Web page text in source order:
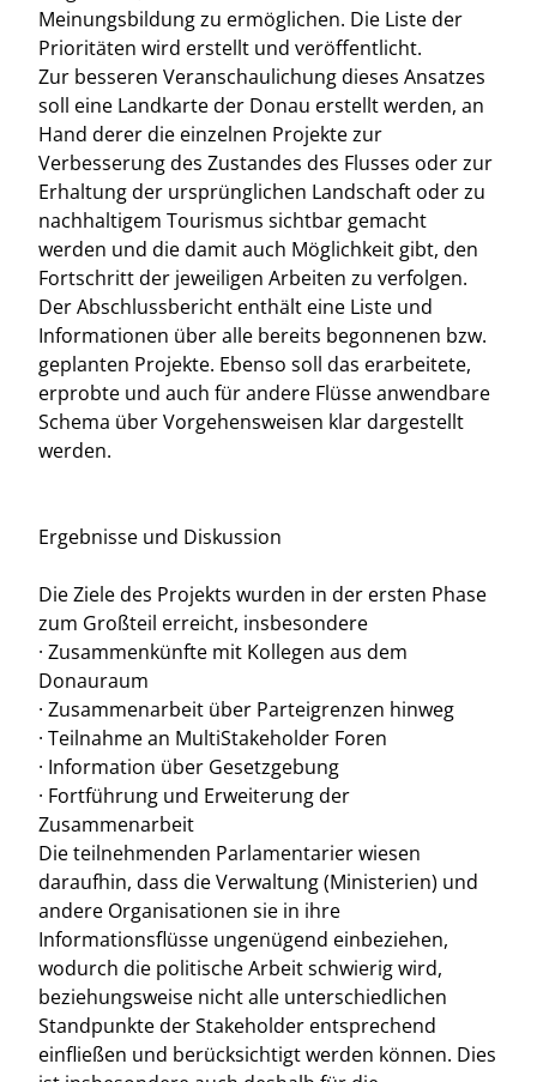
Meinungsbildung zu ermöglichen. Die Liste der
Prioritäten wird erstellt und veröffentlicht.
Zur besseren Veranschaulichung dieses Ansatzes
soll eine Landkarte der Donau erstellt werden, an
Hand derer die einzelnen Projekte zur
Verbesserung des Zustandes des Flusses oder zur
Erhaltung der ursprünglichen Landschaft oder zu
nachhaltigem Tourismus sichtbar gemacht
werden und die damit auch Möglichkeit gibt, den
Fortschritt der jeweiligen Arbeiten zu verfolgen.
Der Abschlussbericht enthält eine Liste und
Informationen über alle bereits begonnenen bzw.
geplanten Projekte. Ebenso soll das erarbeitete,
erprobte und auch für andere Flüsse anwendbare
Schema über Vorgehensweisen klar dargestellt
werden.
Ergebnisse und Diskussion
Die Ziele des Projekts wurden in der ersten Phase
zum Großteil erreicht, insbesondere
· Zusammenkünfte mit Kollegen aus dem
Donauraum
· Zusammenarbeit über Parteigrenzen hinweg
· Teilnahme an MultiStakeholder Foren
· Information über Gesetzgebung
· Fortführung und Erweiterung der
Zusammenarbeit
Die teilnehmenden Parlamentarier wiesen
daraufhin, dass die Verwaltung (Ministerien) und
andere Organisationen sie in ihre
Informationsflüsse ungenügend einbeziehen,
wodurch die politische Arbeit schwierig wird,
beziehungsweise nicht alle unterschiedlichen
Standpunkte der Stakeholder entsprechend
einfließen und berücksichtigt werden können. Dies